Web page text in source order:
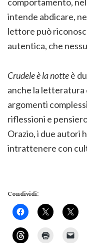
intende abdicare,
lettore può
autentica, che
Crudele è la notteè
anche la
argomenti
riflessioni e
Orazio, i due autori
intrattenere con
Condividi: